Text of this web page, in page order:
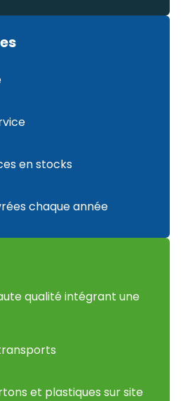
en stocks
chaque année
qualité intégrant une
et plastiques sur site